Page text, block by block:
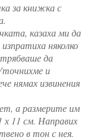
за книжка с
казаха ми да
няколко
да
и
нямах извинения
а размерите им
х 11 см. Направих
в тон с нея.